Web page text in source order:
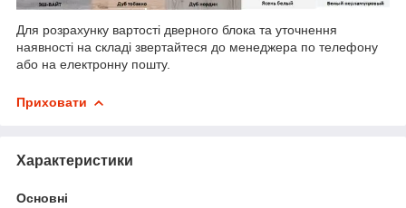
Для розрахунку вартості дверного блока та уточнення
наявності на складі звертайтеся до менеджера по телефону
або на електронну пошту.
Приховати
Характеристики
Основні